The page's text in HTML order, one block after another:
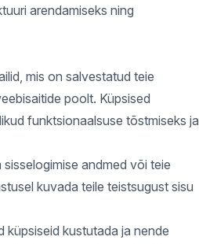
arendamiseks ning
mis on salvestatud teie
poolt. Küpsised
funktsionaalsuse tõstmiseks ja
andmed või teie
kuvada teile teistsugust sisu
küpsiseid kustutada ja nende